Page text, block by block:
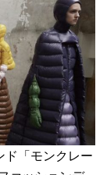
ド「モンクレー